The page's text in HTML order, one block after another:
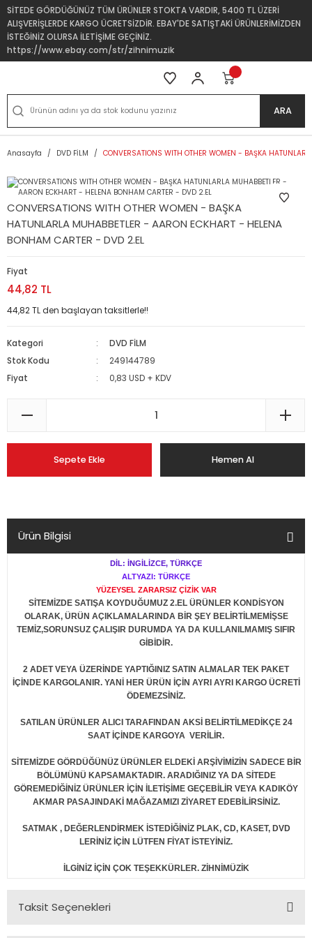
SİTEDE GÖRDÜĞÜNÜZ TÜM ÜRÜNLER STOKTA VARDIR, 5400 TL ÜZERİ
ALIŞVERİŞLERDE KARGO ÜCRETSİZDİR. EBAY'DE SATIŞTAKİ ÜRÜNLERİMİZDEN
İSTEĞİNİZ OLURSA İLETİŞİME GEÇİNİZ.
https://www.ebay.com/str/zihnimuzik
ARA
Anasayfa DVD FİLM CONVERSATIONS WITH OTHER WOMEN - BAŞKA
CONVERSATIONS WITH OTHER WOMEN - BAŞKA
HATUNLARLA MUHABBETLER - AARON ECKHART - HELENA
BONHAM CARTER - DVD 2.EL
Fiyat
44,82 TL
44,82 TL den başlayan taksitlerle!!
Kategori
DVD FİLM
Stok Kodu
249144789
Fiyat
0,83 USD + KDV
Sepete Ekle Hemen Al
Ürün Bilgisi
DİL: İNGİLİZCE, TÜRKÇE
ALTYAZI: TÜRKÇE
YÜZEYSEL ZARARSIZ ÇİZİK VAR
SİTEMİZDE SATIŞA KOYDUĞUMUZ 2.EL ÜRÜNLER KONDİSYON
OLARAK, ÜRÜN AÇIKLAMALARINDA BİR ŞEY BELİRTİLMEMİŞSE
TEMİZ,SORUNSUZ ÇALIŞIR DURUMDA YA DA KULLANILMAMIŞ SIFIR
GİBİDİR.
2 ADET VEYA ÜZERİNDE YAPTIĞINIZ SATIN ALMALAR TEK PAKET
İÇİNDE KARGOLANIR. YANİ HER ÜRÜN İÇİN AYRI AYRI KARGO ÜCRETİ
ÖDEMEZSİNİZ.
SATILAN ÜRÜNLER ALICI TARAFINDAN AKSİ BELİRTİLMEDİKÇE 24
SAAT İÇİNDE KARGOYA VERİLİR.
SİTEMİZDE GÖRDÜĞÜNÜZ ÜRÜNLER ELDEKİ ARŞİVİMİZİN SADECE BİR
BÖLÜMÜNÜ KAPSAMAKTADIR. ARADIĞINIZ YA DA SİTEDE
GÖREMEDİĞİNİZ ÜRÜNLER İÇİN İLETİŞİME GEÇEBİLİR VEYA KADIKÖY
AKMAR PASAJINDAKİ MAĞAZAMIZI ZİYARET EDEBİLİRSİNİZ.
SATMAK , DEĞERLENDİRMEK İSTEDİĞİNİZ PLAK, CD, KASET, DVD
LERİNİZ İÇİN LÜTFEN FİYAT İSTEYİNİZ.
İLGİNİZ İÇİN ÇOK TEŞEKKÜRLER. ZİHNİMÜZİK
Taksit Seçenekleri